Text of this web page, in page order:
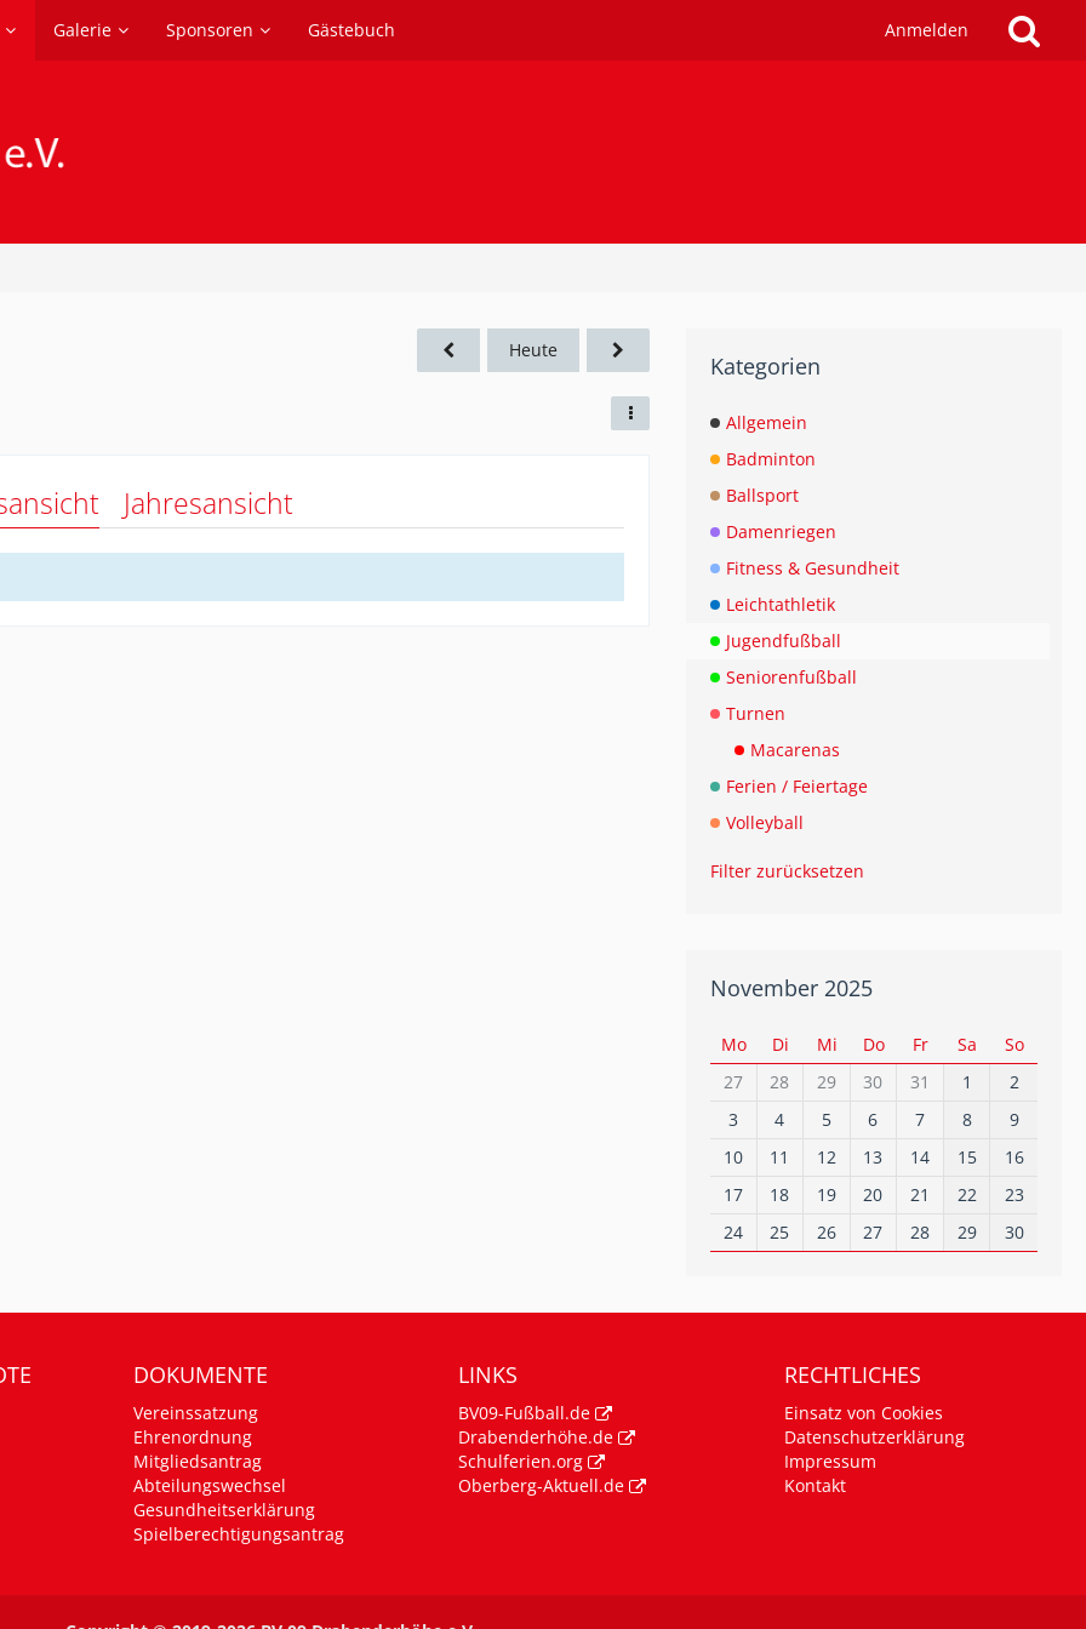
Galerie Sponsoren Gästebuch Anmelden
Heute
Jahresansicht
Kategorien
Allgemein
Badminton
Ballsport
Damenriegen
Fitness & Gesundheit
Leichtathletik
Jugendfußball
Seniorenfußball
Turnen
Macarenas
Ferien / Feiertage
Volleyball
Filter zurücksetzen
November 2025
Mo Di Mi Do Fr Sa
So
27
28 29 30 31 1
2
3
4 5 6 7 8
9
10
11 12 13 14 15
16
17
18 19 20 21 22
23
24
25 26 27 28 29 30
DOKUMENTE
Vereinssatzung
Ehrenordnung
Mitgliedsantrag
Abteilungswechsel
Gesundheitserklärung
Spielberechtigungsantrag
LINKS
BV09-Fußball.de
Drabenderhöhe.de
Schulferien.org
Oberberg-Aktuell.de
RECHTLICHES
Einsatz von Cookies
Datenschutzerklärung
Impressum
Kontakt